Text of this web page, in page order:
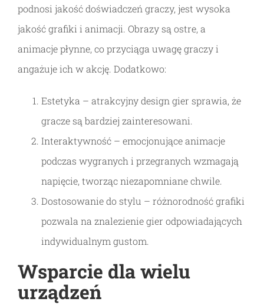
podnosi jakość doświadczeń graczy, jest wysoka
jakość grafiki i animacji. Obrazy są ostre, a
animacje płynne, co przyciąga uwagę graczy i
angażuje ich w akcję. Dodatkowo:
Estetyka – atrakcyjny design gier sprawia, że ​​
gracze są bardziej zainteresowani.
Interaktywność – emocjonujące animacje
podczas wygranych i przegranych wzmagają
napięcie, tworząc niezapomniane chwile.
Dostosowanie do stylu – różnorodność grafiki
pozwala na znalezienie gier odpowiadających
indywidualnym gustom.
Wsparcie dla wielu
urządzeń